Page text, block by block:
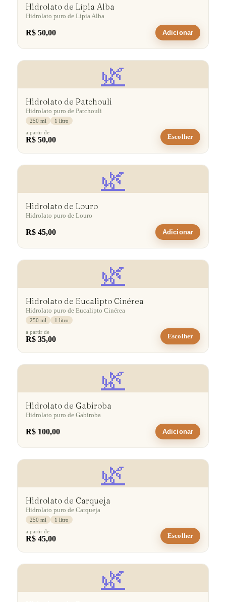
Hidrolato de Lípia Alba
Hidrolato puro de Lípia Alba
R$ 50,00 Adicionar
🌿
Hidrolato de Patchouli
Hidrolato puro de Patchouli
250 ml
1 litro
a partir de
R$ 50,00 Escolher
🌿
Hidrolato de Louro
Hidrolato puro de Louro
R$ 45,00 Adicionar
🌿
Hidrolato de Eucalipto Cinérea
Hidrolato puro de Eucalipto Cinérea
250 ml
1 litro
a partir de
R$ 35,00 Escolher
🌿
Hidrolato de Gabiroba
Hidrolato puro de Gabiroba
R$ 100,00 Adicionar
🌿
Hidrolato de Carqueja
Hidrolato puro de Carqueja
250 ml
1 litro
a partir de
R$ 45,00 Escolher
🌿